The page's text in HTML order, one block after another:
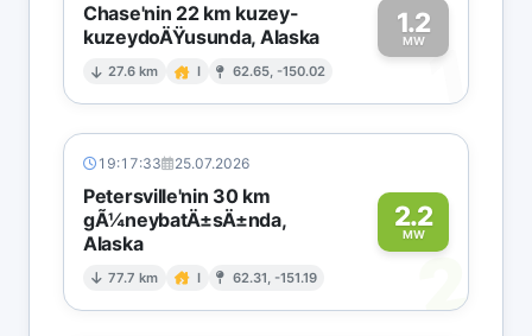
Chase'nin 22 km kuzey-
kuzeydoÄŸusunda, Alaska
27.6 km I 62.65, -150.02
1.2
MW1
19:17:33 25.07.2026
Petersville'nin 30 km
gÃ¼neybatÄ±sÄ±nda,
Alaska
77.7 km I 62.31, -151.19
2.2
MW
2